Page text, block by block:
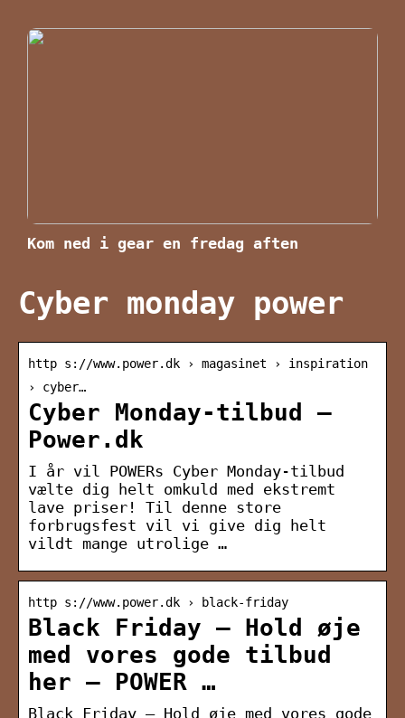
Kom ned i gear en fredag aften
Cyber monday power
http s://www.power.dk › magasinet › inspiration
› cyber…
Cyber Monday-tilbud –
Power.dk
I år vil POWERs Cyber Monday-tilbud
vælte dig helt omkuld med ekstremt
lave priser! Til denne store
forbrugsfest vil vi give dig helt
vildt mange utrolige …
http s://www.power.dk › black-friday
Black Friday – Hold øje
med vores gode tilbud
her – POWER …
Black Friday – Hold øje med vores gode